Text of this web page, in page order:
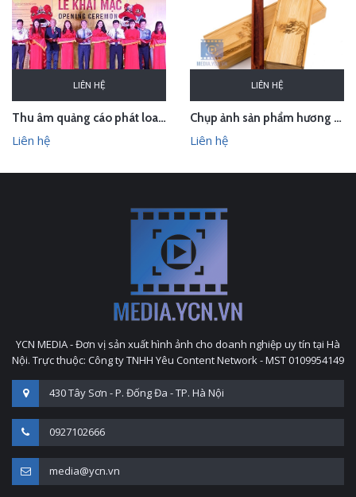
LIÊN HỆ
Thu âm quảng cáo phát loa cho Hội chợ Làng nghề VN 2018
Liên hệ
LIÊN HỆ
Chụp ảnh sản phẩm hương trầm Hương Xưa - Kính Tâm trong studio Hà Nội
Liên hệ
YCN MEDIA - Đơn vị sản xuất hình ảnh cho doanh nghiệp uy tín tại Hà
Nội. Trực thuộc: Công ty TNHH Yêu Content Network - MST 0109954149
430 Tây Sơn - P. Đống Đa - TP. Hà Nội
0927102666
media@ycn.vn